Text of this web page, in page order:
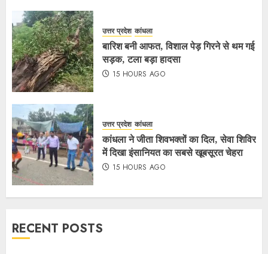
उत्तर प्रदेश कांधला
बारिश बनी आफत, विशाल पेड़ गिरने से थम गई
सड़क, टला बड़ा हादसा
15 HOURS AGO
उत्तर प्रदेश कांधला
कांधला ने जीता शिवभक्तों का दिल, सेवा शिविर
में दिखा इंसानियत का सबसे खूबसूरत चेहरा
15 HOURS AGO
RECENT POSTS